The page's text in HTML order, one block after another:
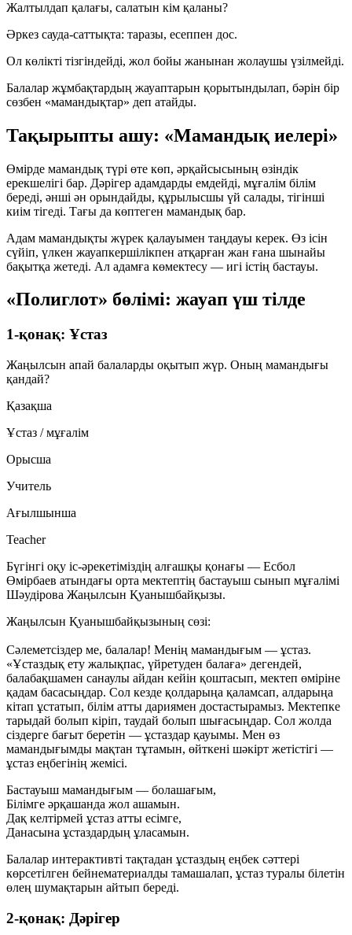
Жалтылдап қалағы, салатын кім қаланы?
Әркез сауда-саттықта: таразы, есеппен дос.
Ол көлікті тізгіндейді, жол бойы жанынан жолаушы үзілмейді.
Балалар жұмбақтардың жауаптарын қорытындылап, бәрін бір
сөзбен «мамандықтар» деп атайды.
Тақырыпты ашу: «Мамандық иелері»
Өмірде мамандық түрі өте көп, әрқайсысының өзіндік
ерекшелігі бар. Дәрігер адамдарды емдейді, мұғалім білім
береді, әнші ән орындайды, құрылысшы үй салады, тігінші
киім тігеді. Тағы да көптеген мамандық бар.
Адам мамандықты жүрек қалауымен таңдауы керек. Өз ісін
сүйіп, үлкен жауапкершілікпен атқарған жан ғана шынайы
бақытқа жетеді. Ал адамға көмектесу — игі істің бастауы.
«Полиглот» бөлімі: жауап үш тілде
1-қонақ: Ұстаз
Жаңылсын апай балаларды оқытып жүр. Оның мамандығы
қандай?
Қазақша
Ұстаз / мұғалім
Орысша
Учитель
Ағылшынша
Teacher
Бүгінгі оқу іс-әрекетіміздің алғашқы қонағы — Есбол
Өмірбаев атындағы орта мектептің бастауыш сынып мұғалімі
Шәудірова Жаңылсын Қуанышбайқызы.
Жаңылсын Қуанышбайқызының сөзі:
Сәлеметсіздер ме, балалар! Менің мамандығым — ұстаз.
«Ұстаздық ету жалықпас, үйретуден балаға» дегендей,
балабақшамен санаулы айдан кейін қоштасып, мектеп өміріне
қадам басасыңдар. Сол кезде қолдарыңа қаламсап, алдарыңа
кітап ұстатып, білім атты дариямен достастырамыз. Мектепке
тарыдай болып кіріп, таудай болып шығасыңдар. Сол жолда
сіздерге бағыт беретін — ұстаздар қауымы. Мен өз
мамандығымды мақтан тұтамын, өйткені шәкірт жетістігі —
ұстаз еңбегінің жемісі.
Бастауыш мамандығым — болашағым,
Білімге әрқашанда жол ашамын.
Дақ келтірмей ұстаз атты есімге,
Данасына ұстаздардың ұласамын.
Балалар интерактивті тақтадан ұстаздың еңбек сәттері
көрсетілген бейнематериалды тамашалап, ұстаз туралы білетін
өлең шумақтарын айтып береді.
2-қонақ: Дәрігер